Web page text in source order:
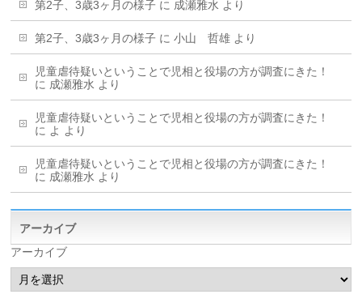
第2子、3歳3ヶ月の様子 に 成瀬雅水 より
第2子、3歳3ヶ月の様子 に小山 哲雄 より
児童虐待疑いということで児相と役場の方が調査にきた！
に 成瀬雅水 より
児童虐待疑いということで児相と役場の方が調査にきた！
に よ より
児童虐待疑いということで児相と役場の方が調査にきた！
に 成瀬雅水 より
アーカイブ
アーカイブ